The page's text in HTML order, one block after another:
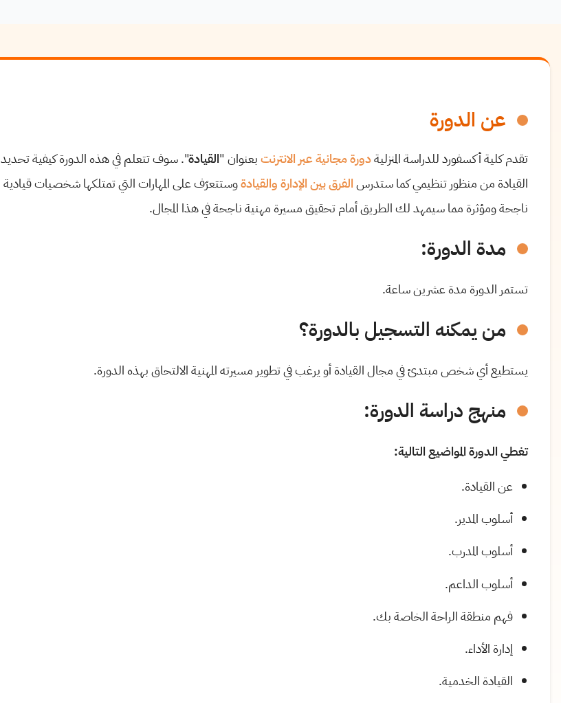
عن الدورة
تقدم كلية أكسفورد للدراسة المنزليةدورة مجانية عبر الانترنتبعنوان "القيادة". سوف تتعلم في هذه الدورة كيفية تحديد
القيادة من منظور تنظيمي كما ستدرسالفرق بين الإدارة والقيادةوستتعرّف على المهارات التي تمتلكها شخصيات قيادية
ناجحة ومؤثرة مما سيمهد لك الطريق أمام تحقيق مسيرة مهنية ناجحة في هذا المجال.
مدة الدورة:
تستمر الدورة مدة عشرين ساعة.
من يمكنه التسجيل بالدورة؟
يستطيع أي شخص مبتدئ في مجال القيادة أو يرغب في تطوير مسيرته المهنية الالتحاق بهذه الدورة.
منهج دراسة الدورة:
تغطي الدورة المواضيع التالية:
عن القيادة.
أسلوب المدير.
أسلوب المدرب.
أسلوب الداعم.
فهم منطقة الراحة الخاصة بك.
إدارة الأداء.
القيادة الخدمية.